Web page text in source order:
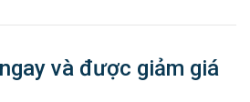
và được giảm giá